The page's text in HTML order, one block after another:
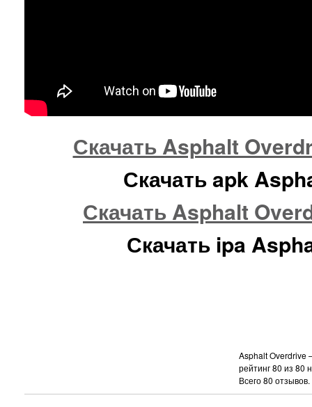
Скачать Asphalt
Скачать apk
Скачать Asphalt
Скачать ipa
Asphalt Overdrive
рейтинг80 из 80
Всего80 отзывов.